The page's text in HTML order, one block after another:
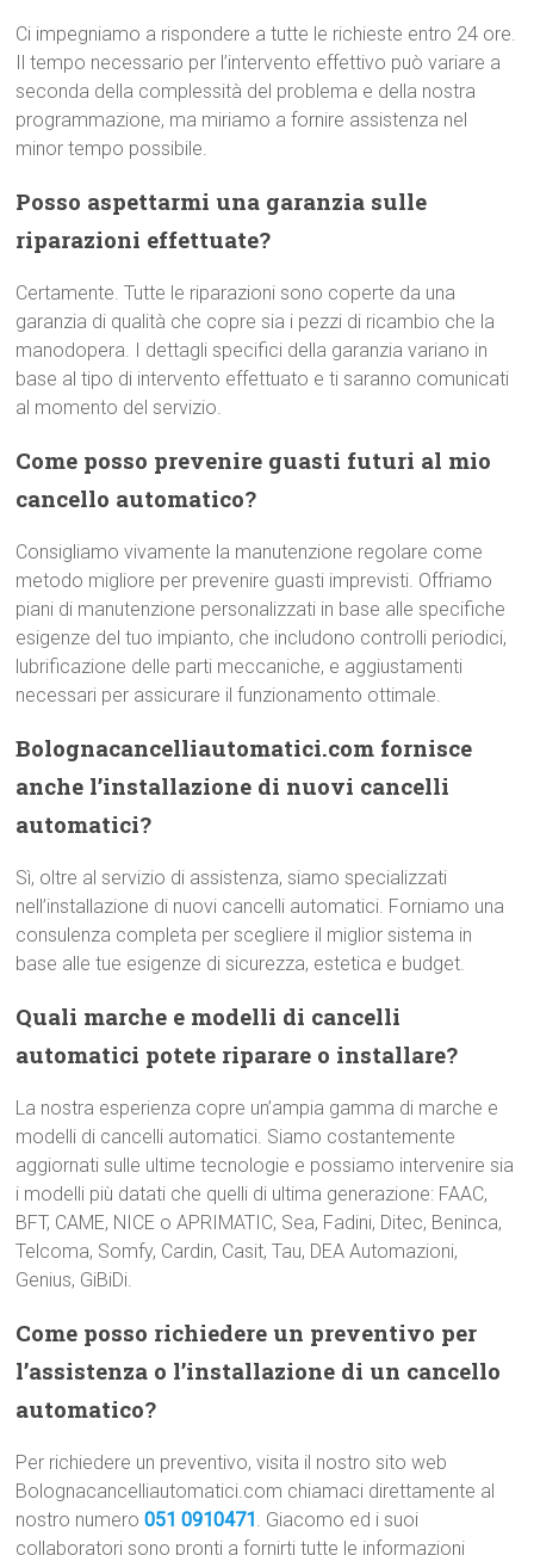
Ci impegniamo a rispondere a tutte le richieste entro 24 ore.
Il tempo necessario per l’intervento effettivo può variare a
seconda della complessità del problema e della nostra
programmazione, ma miriamo a fornire assistenza nel
minor tempo possibile.
Posso aspettarmi una garanzia sulle
riparazioni effettuate?
Certamente. Tutte le riparazioni sono coperte da una
garanzia di qualità che copre sia i pezzi di ricambio che la
manodopera. I dettagli specifici della garanzia variano in
base al tipo di intervento effettuato e ti saranno comunicati
al momento del servizio.
Come posso prevenire guasti futuri al mio
cancello automatico?
Consigliamo vivamente la manutenzione regolare come
metodo migliore per prevenire guasti imprevisti. Offriamo
piani di manutenzione personalizzati in base alle specifiche
esigenze del tuo impianto, che includono controlli periodici,
lubrificazione delle parti meccaniche, e aggiustamenti
necessari per assicurare il funzionamento ottimale.
Bolognacancelliautomatici.com fornisce
anche l’installazione di nuovi cancelli
automatici?
Sì, oltre al servizio di assistenza, siamo specializzati
nell’installazione di nuovi cancelli automatici. Forniamo una
consulenza completa per scegliere il miglior sistema in
base alle tue esigenze di sicurezza, estetica e budget.
Quali marche e modelli di cancelli
automatici potete riparare o installare?
La nostra esperienza copre un’ampia gamma di marche e
modelli di cancelli automatici. Siamo costantemente
aggiornati sulle ultime tecnologie e possiamo intervenire sia
i modelli più datati che quelli di ultima generazione: FAAC,
BFT, CAME, NICE o APRIMATIC, Sea, Fadini, Ditec, Beninca,
Telcoma, Somfy, Cardin, Casit, Tau, DEA Automazioni,
Genius, GiBiDi.
Come posso richiedere un preventivo per
l’assistenza o l’installazione di un cancello
automatico?
Per richiedere un preventivo, visita il nostro sito web
Bolognacancelliautomatici.com chiamaci direttamente al
nostro numero051 0910471 . Giacomo ed i suoi
collaboratori sono pronti a fornirti tutte le informazioni